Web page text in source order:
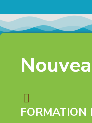
FORMATION